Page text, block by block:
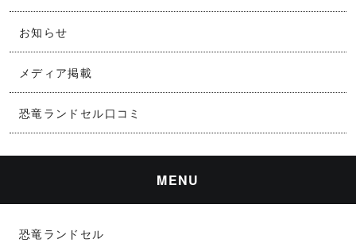
お知らせ
メディア掲載
恐竜ランドセル口コミ
MENU
恐竜ランドセル